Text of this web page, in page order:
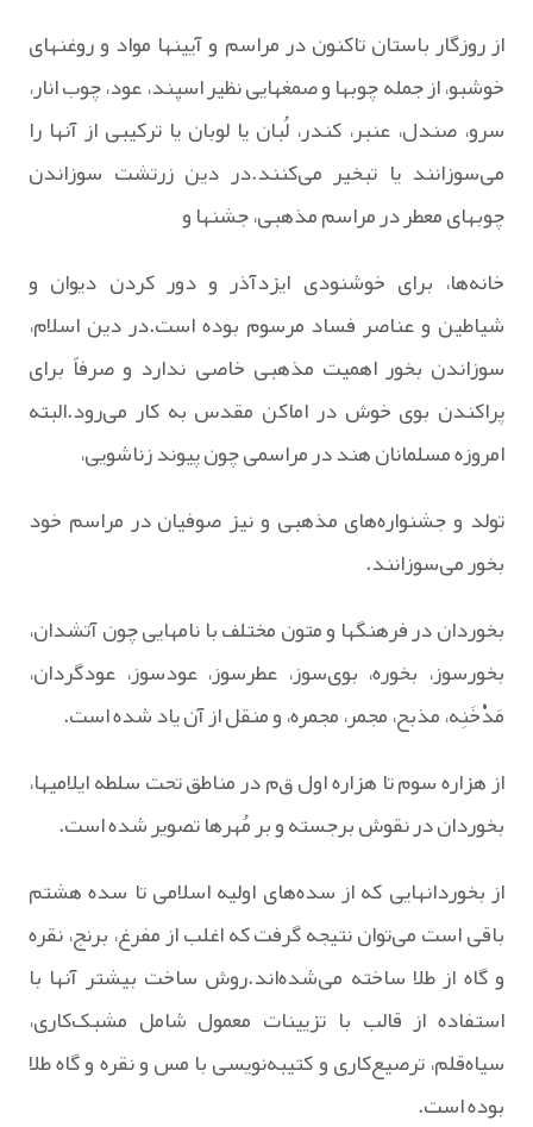
از روزگار باستان‌ تاکنون‌ در مراسم‌ و آیینها مواد و روغنهای‌
خوشبو، از جمله‌ چوبها و صمغهایی‌ نظیر اسپند، عود، چوب‌ انار،
سرو، صندل‌، عنبر، کندر، لُبان‌ یا لوبان‌ یا ترکیبی‌ از آنها را
می‌سوزانند یا تبخیر می‌کنند.در دین‌ زرتشت‌ سوزاندن‌
چوبهای‌ معطر در مراسم‌ مذهبی‌، جشنها و
خانه‌ها، برای‌ خوشنودی‌ ایزدآذر و دور کردن‌ دیوان‌ و
شیاطین‌ و عناصر فساد مرسوم‌ بوده‌ است‌.در دین‌ اسلام‌،
سوزاندن‌ بخور اهمیت‌ مذهبی‌ خاصی‌ ندارد و صرفاً برای‌
پراکندن‌ بوی‌ خوش‌ در اماکن‌ مقدس‌ به‌ کار می‌رود.البته‌
امروزه‌ مسلمانان‌ هند در مراسمی‌ چون‌ پیوند زناشویی‌،
تولد و جشنواره‌های‌ مذهبی‌ و نیز صوفیان‌ در مراسم‌ خود
بخور می‌سوزانند.
بخوردان‌ در فرهنگها و متون‌ مختلف‌ با نامهایی‌ چون‌ آتشدان‌،
بخورسوز، بخوره‌، بوی‌سوز، عطرسوز، عودسوز، عودگردان‌،
مَدْخَنِه‌، مذبح‌، مجمر، مجمره‌، و منقل‌ از آن‌ یاد شده‌ است‌.
از هزاره سوم‌ تا هزاره‌ اول‌ ق‌م‌ در مناطق‌ تحت‌ سلطه‌ ایلامیها،
بخوردان‌ در نقوش‌ برجسته‌ و بر مُهرها تصویر شده‌ است‌.
از بخوردانهایی‌ که‌ از سده‌های‌ اولیه اسلامی‌ تا سده هشتم‌
باقی‌ است‌ می‌توان‌ نتیجه‌ گرفت‌ که‌ اغلب‌ از مفرغ‌، برنج‌، نقره‌
و گاه‌ از طلا ساخته‌ می‌شده‌اند.روش‌ ساخت‌ بیشتر آنها با
استفاده‌ از قالب‌ با تزیینات‌ معمول‌ شامل‌ مشبک‌کاری‌،
سیاه‌قلم‌، ترصیع‌کاری‌ و کتیبه‌نویسی‌ با مس‌ و نقره‌ و گاه‌ طلا
بوده‌ است‌.